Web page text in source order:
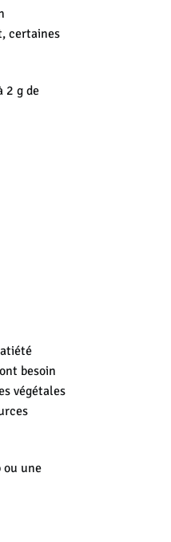
certaines
2 g de
besoin
végétales
une